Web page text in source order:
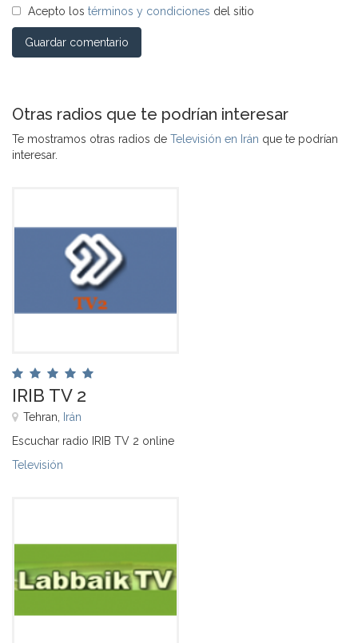
Acepto los términos y condiciones del sitio
Guardar comentario
Otras radios que te podrían interesar
Te mostramos otras radios de Televisión en Irán que te podrían
interesar.
IRIB TV 2
Tehran, Irán
Escuchar radio IRIB TV 2 online
Televisión